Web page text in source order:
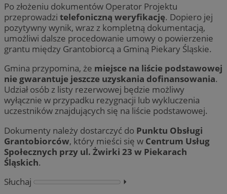
Po złożeniu dokumentów Operator Projektu
przeprowadzi telefoniczną weryfikację. Dopiero jej
pozytywny wynik, wraz z kompletną dokumentacją,
umożliwi dalsze procedowanie umowy o powierzenie
grantu między Grantobiorcą a Gminą Piekary Śląskie.
Gmina przypomina, że miejsce na liście podstawowej
nie gwarantuje jeszcze uzyskania dofinansowania.
Udział osób z listy rezerwowej będzie możliwy
wyłącznie w przypadku rezygnacji lub wykluczenia
uczestników znajdujących się na liście podstawowej.
Dokumenty należy dostarczyć do Punktu Obsługi
Grantobiorców, który mieści się w Centrum Usług
Społecznych przy ul. Żwirki 23 w Piekarach
Śląskich.
Słuchaj
⏵︎